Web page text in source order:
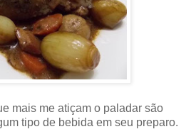
mais me atiçam o paladar são
tipo de bebida em seu preparo.